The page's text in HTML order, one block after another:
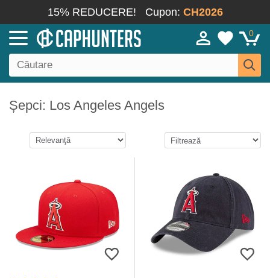
15% REDUCERE! Cupon: CH2026
0
Șepci: Los Angeles Angels